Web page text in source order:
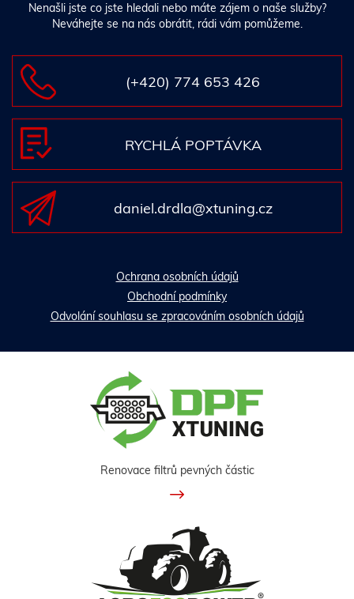
Nenašli jste co jste hledali nebo máte zájem o naše služby?
Neváhejte se na nás obrátit, rádi vám pomůžeme.
(+420) 774 653 426
RYCHLÁ POPTÁVKA
daniel.drdla@xtuning.cz
Ochrana osobních údajů
Obchodní podmínky
Odvolání souhlasu se zpracováním osobních údajů
Renovace filtrů pevných částic